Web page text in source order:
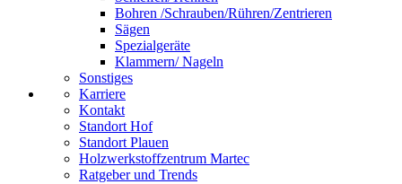
Bohren /Schrauben/Rühren/Zentrieren
Sägen
Spezialgeräte
Klammern/ Nageln
Sonstiges
Karriere
Kontakt
Standort Hof
Standort Plauen
Holzwerkstoffzentrum Martec
Ratgeber und Trends